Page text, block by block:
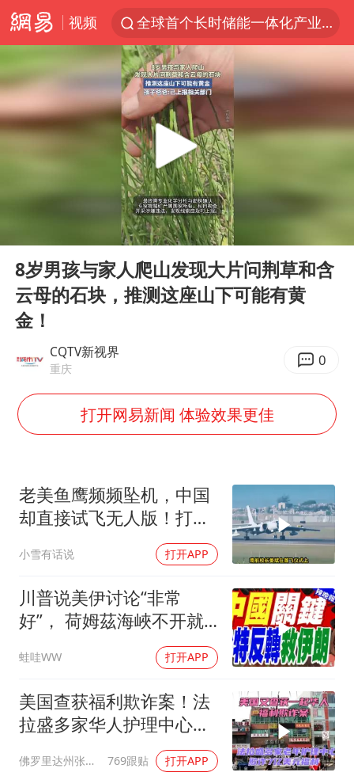
视频
全球首个长时储能一体化产业园量产
中国女篮70-67险胜尼日利亚女篮
四川宜宾高县4.9级地震致1死
出口禁令驱动有色板块大涨
胜宏科技：股票交易异常波动
秋天的第一杯奶茶到底有多火
国乒男单横滨冠军赛全军覆没
夯实基础开新局
Play
8岁男孩与家人爬山发现大片问荆草和含
云母的石块，推测这座山下可能有黄
金！
CQTV新视界
重庆 0
打开网易新闻 体验效果更佳
老美鱼鹰频频坠机，中国
却直接试飞无人版！打着
民用旗号暗藏军备底牌
小雪有话说 打开APP
川普说美伊讨论“非常
好”， 荷姆茲海峽不开就
出重拳｜帅化民.孙大千.
谢寒冰｜辣晚报20260805
蛙哇WW 打开APP
美国查获福利欺诈案！法
拉盛多家华人护理中心欺
佛罗里达州张司令 769跟贴 打开APP